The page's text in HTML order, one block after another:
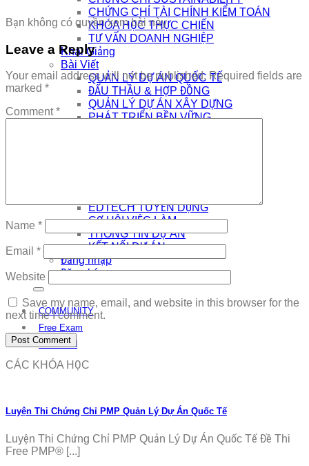
CHỨNG CHỈ TÀI CHÍNH KIỂM TOÁN
KHÓA HỌC THỰC CHIẾN
TƯ VẤN DOANH NGHIỆP
Khai Giảng
Bài Viết
QUẢN LÝ DỰ ÁN QUỐC TẾ
ĐẤU THẦU & HỢP ĐỒNG
QUẢN LÝ DỰ ÁN XÂY DỰNG
PHÁT TRIỂN BỀN VỮNG
EDTECH TUYỂN DỤNG
CƠ HỘI VIỆC LÀM
THÔNG TIN DỰ ÁN
KẾT NỐI DỰ ÁN
Đăng nhập
Đăng ký
COMMUNITY
Free Exam
Download
Bạn không có quyền xem bài này
Leave a Reply
Your email address will not be published. Required fields are
marked *
Comment*
Name *
Email *
Website
Save my name, email, and website in this browser for the
next time I comment.
CÁC KHÓA HỌC
Luyện Thi Chứng Chỉ PMP Quản Lý Dự Án Quốc Tế
Luyện Thi Chứng Chỉ PMP Quản Lý Dự Án Quốc Tế Đề Thi
Free PMP® [...]